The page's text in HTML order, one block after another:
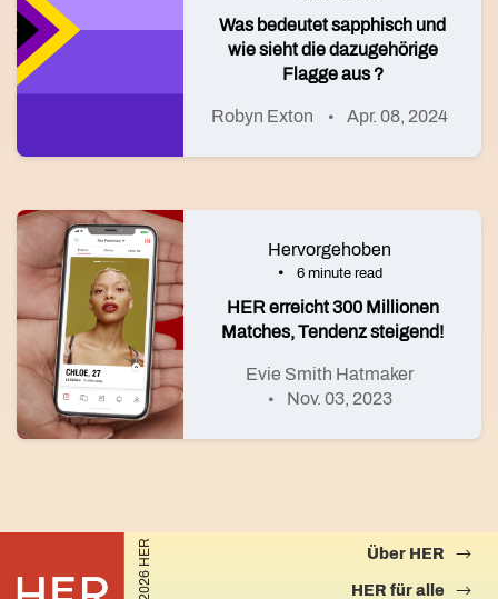
Was bedeutet sapphisch und
wie sieht die dazugehörige
Flagge aus ?
Robyn Exton Apr. 08, 2024
Hervorgehoben
6 minute read
HER erreicht 300 Millionen
Matches, Tendenz steigend!
Evie Smith Hatmaker
Nov. 03, 2023
©2026 HER Über HER
HER für alle